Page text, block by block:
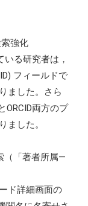
強化
る研究者は，
フィールドで
ました。さら
ORCID両方のプ
ました。
（「著者所属―
ド詳細画面の